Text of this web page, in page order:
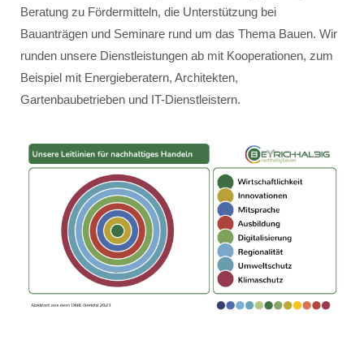
Beratung zu Fördermitteln, die Unterstützung bei
Bauanträgen und Seminare rund um das Thema Bauen. Wir
runden unsere Dienstleistungen ab mit Kooperationen, zum
Beispiel mit Energieberatern, Architekten,
Gartenbaubetrieben und IT-Dienstleistern.